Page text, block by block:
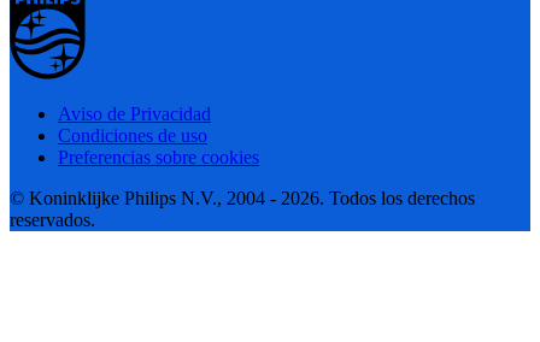
Aviso de Privacidad
Condiciones de uso
Preferencias sobre cookies
© Koninklijke Philips N.V., 2004 - 2026. Todos los derechos
reservados.